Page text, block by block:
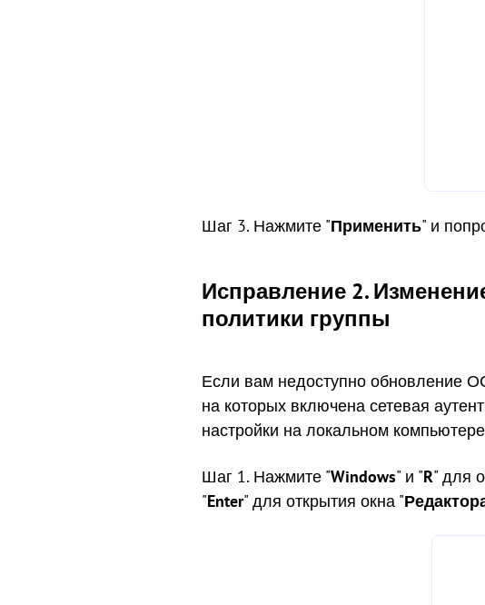
Шаг 3. Нажмите "Применить" и
Исправление 2.
политики группы
Если вам недоступно обновление
на которых включена сетевая
настройки на локальном
Шаг 1. Нажмите "Windows" и "R" для
"Enter" для открытия окна "